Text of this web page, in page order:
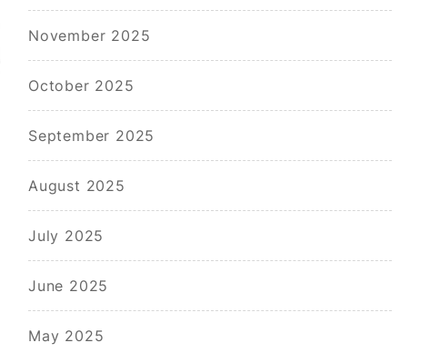
November 2025
October 2025
September 2025
August 2025
July 2025
June 2025
May 2025